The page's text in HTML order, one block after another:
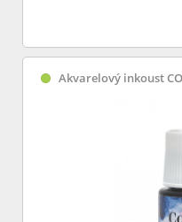
Akvarelový inkoust